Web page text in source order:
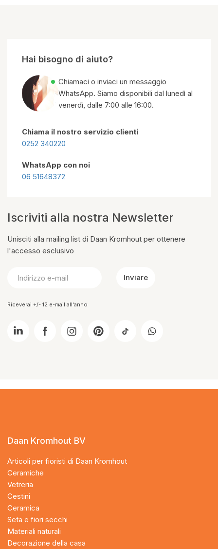
Hai bisogno di aiuto?
Chiamaci o inviaci un messaggio
WhatsApp. Siamo disponibili dal lunedì al
venerdì, dalle 7:00 alle 16:00.
Chiama il nostro servizio clienti
0252 340220
WhatsApp con noi
06 51648372
Iscriviti alla nostra Newsletter
Unisciti alla mailing list di Daan Kromhout per ottenere
l'accesso esclusivo
Inviare
Riceverai +/- 12 e-mail all'anno
Daan Kromhout BV
Articoli per fioristi di Daan Kromhout
Ceramiche
Vetreria
Cestini
Ceramica
Seta e fiori secchi
Materiali naturali
Decorazione della casa